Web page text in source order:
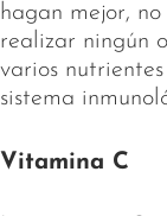
hagan mejor,
realizar ningún
varios
sistema
Vitamina C